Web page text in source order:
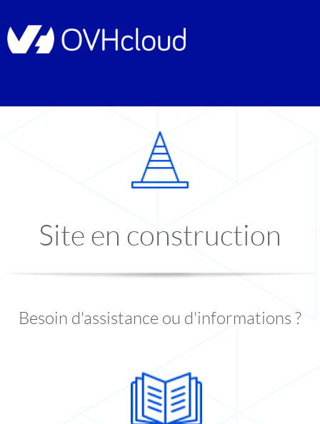
Site en construction
Besoin d'assistance ou d'informations ?